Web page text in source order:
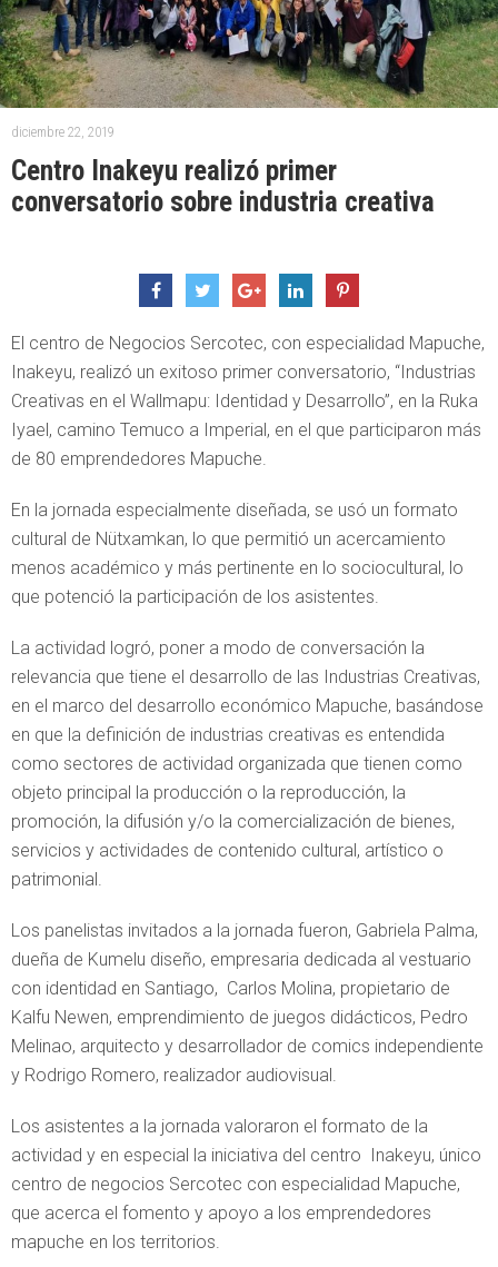
diciembre 22, 2019
Centro Inakeyu realizó primer
conversatorio sobre industria creativa
El centro de Negocios Sercotec, con especialidad Mapuche,
Inakeyu, realizó un exitoso primer conversatorio, “Industrias
Creativas en el Wallmapu: Identidad y Desarrollo”, en la Ruka
Iyael, camino Temuco a Imperial, en el que participaron más
de 80 emprendedores Mapuche.
En la jornada especialmente diseñada, se usó un formato
cultural de Nütxamkan, lo que permitió un acercamiento
menos académico y más pertinente en lo sociocultural, lo
que potenció la participación de los asistentes.
La actividad logró, poner a modo de conversación la
relevancia que tiene el desarrollo de las Industrias Creativas,
en el marco del desarrollo económico Mapuche, basándose
en que la definición de industrias creativas es entendida
como sectores de actividad organizada que tienen como
objeto principal la producción o la reproducción, la
promoción, la difusión y/o la comercialización de bienes,
servicios y actividades de contenido cultural, artístico o
patrimonial.
Los panelistas invitados a la jornada fueron, Gabriela Palma,
dueña de Kumelu diseño, empresaria dedicada al vestuario
con identidad en Santiago, Carlos Molina, propietario de
Kalfu Newen, emprendimiento de juegos didácticos, Pedro
Melinao, arquitecto y desarrollador de comics independiente
y Rodrigo Romero, realizador audiovisual.
Los asistentes a la jornada valoraron el formato de la
actividad y en especial la iniciativa del centro Inakeyu, único
centro de negocios Sercotec con especialidad Mapuche,
que acerca el fomento y apoyo a los emprendedores
mapuche en los territorios.